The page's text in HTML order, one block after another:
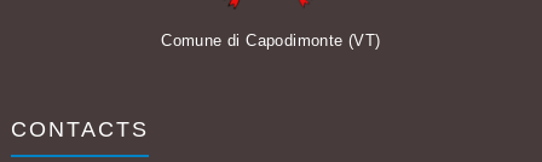
Comune di Capodimonte (VT)
CONTACTS